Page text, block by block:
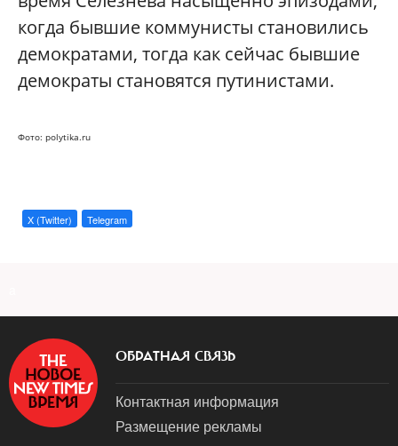
когда бывшие коммунисты становились
демократами, тогда как сейчас бывшие
демократы становятся путинистами.
Фото: polytika.ru
X (Twitter) Telegram
ОБРАТНАЯ СВЯЗЬ
Контактная информация
Размещение рекламы